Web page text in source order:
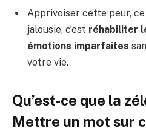
Apprivoiser cette peur,
jalousie, c’est réhabiliter
émotions imparfaites
votre vie.
Qu’est‑ce que la
Mettre un mot sur